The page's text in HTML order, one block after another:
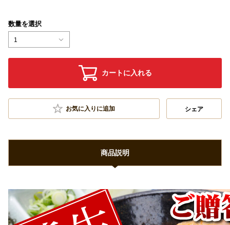
数量を選択
1
カートに入れる
お気に入りに追加 シェア
商品説明